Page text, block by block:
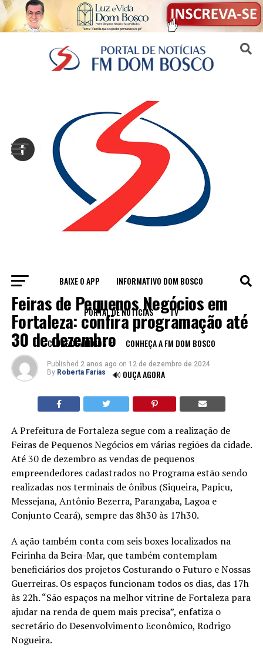
BAIXE O APP INFORMATIVO DOM BOSCO
PORTAL DE NOTÍCIAS TV
CLUBE DE AMIGOS CONHEÇA A FM DOM BOSCO
🔊 OUÇA AGORA
ECONOMIA
Feiras de Pequenos Negócios em
Fortaleza: confira programação até
30 de dezembro
Published 2 anos ago on 12 de dezembro de 2024
By Roberta Farias
A Prefeitura de Fortaleza segue com a realização de
Feiras de Pequenos Negócios em várias regiões da cidade.
Até 30 de dezembro as vendas de pequenos
empreendedores cadastrados no Programa estão sendo
realizadas nos terminais de ônibus (Siqueira, Papicu,
Messejana, Antônio Bezerra, Parangaba, Lagoa e
Conjunto Ceará), sempre das 8h30 às 17h30.
A ação também conta com seis boxes localizados na
Feirinha da Beira-Mar, que também contemplam
beneficiários dos projetos Costurando o Futuro e Nossas
Guerreiras. Os espaços funcionam todos os dias, das 17h
às 22h. “São espaços na melhor vitrine de Fortaleza para
ajudar na renda de quem mais precisa”, enfatiza o
secretário do Desenvolvimento Econômico, Rodrigo
Nogueira.
Sair da versão mobile